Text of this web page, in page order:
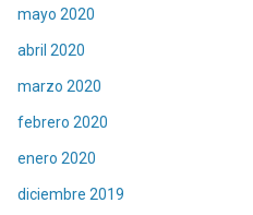
mayo 2020
abril 2020
marzo 2020
febrero 2020
enero 2020
diciembre 2019